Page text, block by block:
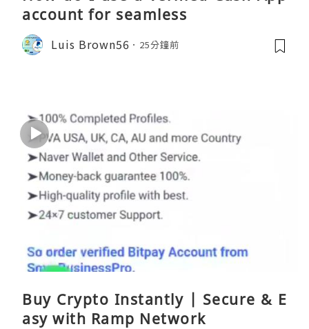
account for seamless
Luis Brown56 25分鐘前
Buy Crypto Instantly | Secure & E
asy with Ramp Network